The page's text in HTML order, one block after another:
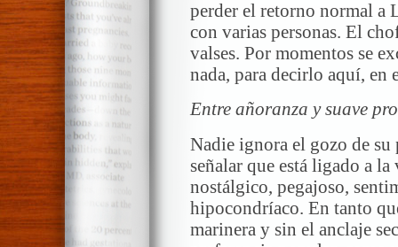
perder el retorno normal a
con varias personas. El
valses. Por momentos se
nada, para decirlo aquí, en
Entre añoranza y suave
Nadie ignora el gozo de su
señalar que está ligado a
nostálgico, pegajoso,
hipocondríaco. En tanto
marinera y sin el anclaje